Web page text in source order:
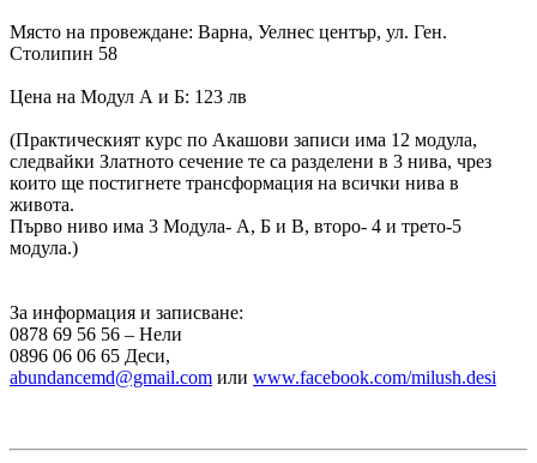
Място на провеждане: Варна, Уелнес център, ул. Ген.
Столипин 58
Цена на Модул А и Б: 123 лв
(Практическият курс по Акашови записи има 12 модула,
следвайки Златното сечение те са разделени в 3 нива, чрез
които ще постигнете трансформация на всички нива в
живота.
Първо ниво има 3 Модула- А, Б и В, второ- 4 и трето-5
модула.)
За информация и записване:
0878 69 56 56 – Нели
0896 06 06 65 Деси,
abundancemd@gmail.com или www.facebook.com/milush.desi